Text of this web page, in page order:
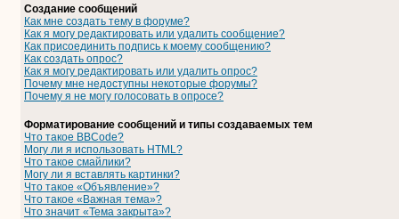
Создание сообщений
Как мне создать тему в форуме?
Как я могу редактировать или удалить сообщение?
Как присоединить подпись к моему сообщению?
Как создать опрос?
Как я могу редактировать или удалить опрос?
Почему мне недоступны некоторые форумы?
Почему я не могу голосовать в опросе?
Форматирование сообщений и типы создаваемых тем
Что такое BBCode?
Могу ли я использовать HTML?
Что такое смайлики?
Могу ли я вставлять картинки?
Что такое «Объявление»?
Что такое «Важная тема»?
Что значит «Тема закрыта»?